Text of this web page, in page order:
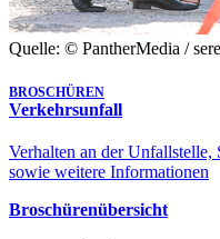
Quelle: © PantherMedia /
BROSCHÜREN
Verkehrsunfall
Verhalten an der
sowie weitere Informationen
Broschürenübersicht